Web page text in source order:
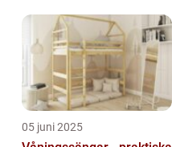
05 juni 2025